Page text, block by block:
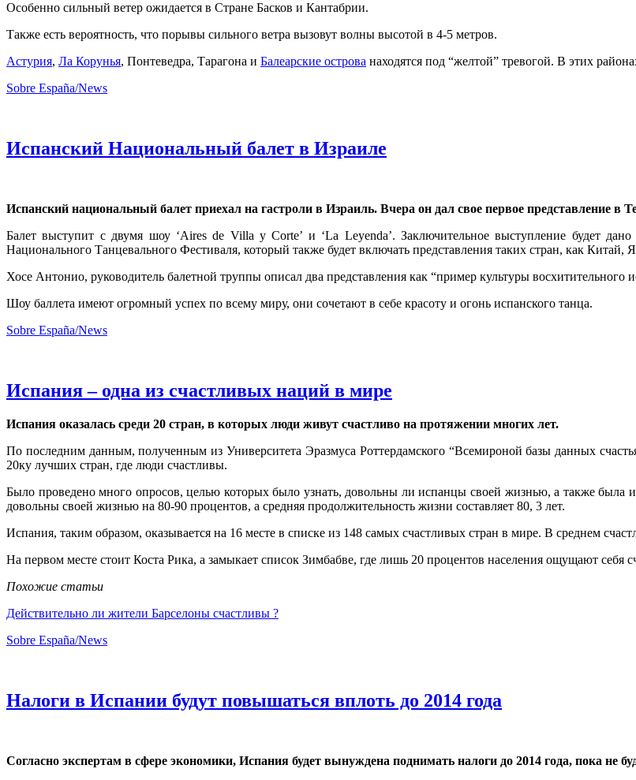
Особенно сильный ветер ожидается в Стране Басков и Кантабрии.
Также есть вероятность, что порывы сильного ветра вызовут волны высотой в 4-5 метров.
Астурия, Ла Корунья, Понтеведра, Тарагона и Балеарские острова находятся под “желтой” тревогой. В этих
Sobre España/News
Испанский Национальный балет в Израиле
Испанский национальный балет приехал на гастроли в Израиль. Вчера он дал свое первое представление в
Балет выступит с двумя шоу ‘Aires de Villa y Corte’ и ‘La Leyenda’. Заключительное выступление будет
Национального Танцевального Фестиваля, который также будет включать представления таких стран, как
Хосе Антонио, руководитель балетной труппы описал два представления как “пример культуры восхитительного
Шоу баллета имеют огромный успех по всему миру, они сочетают в себе красоту и огонь испанского танца.
Sobre España/News
Испания – одна из счастливых наций в мире
Испания оказалась среди 20 стран, в которых люди живут счастливо на протяжении многих лет.
По последним данным, полученным из Университета Эразмуса Роттердамского “Всемироной базы данных
20ку лучших стран, где люди счастливы.
Было проведено много опросов, целью которых было узнать, довольны ли испанцы своей жизнью, а также была
довольны своей жизнью на 80-90 процентов, а средняя продолжительность жизни составляет 80, 3 лет.
Испания, таким образом, оказывается на 16 месте в списке из 148 самых счастливых стран в мире. В среднем
На первом месте стоит Коста Рика, а замыкает список Зимбабве, где лишь 20 процентов населения ощущают себя
Похожие статьи
Действительно ли жители Барселоны счастливы ?
Sobre España/News
Налоги в Испании будут повышаться вплоть до 2014 года
Согласно экспертам в сфере экономики, Испания будет вынуждена поднимать налоги до 2014 года, пока не